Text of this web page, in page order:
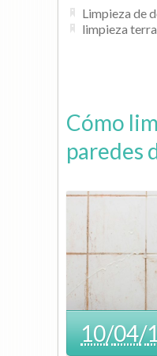
Limpieza de
limpieza
Cómo
paredes
10/04/